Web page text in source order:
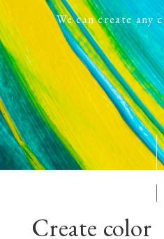
We can create any
Create color